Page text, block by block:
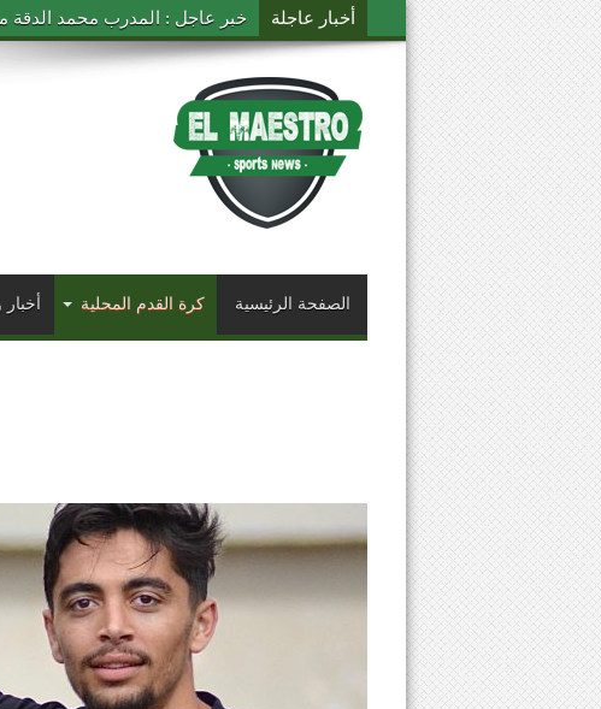
أخبار عاجلة خبر عاجل : المدرب محمد الدقة
الصفحة الرئيسية كرة القدم المحلية